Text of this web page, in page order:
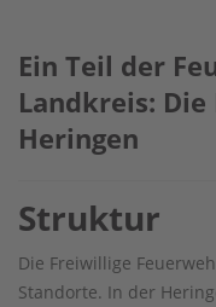
Ein Teil der
Landkreis:
Heringen
Struktur
Die Freiwillige
Standorte. In der